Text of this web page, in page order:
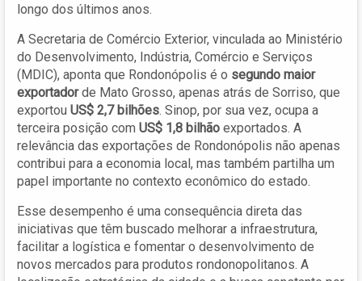
longo dos últimos anos.
A Secretaria de Comércio Exterior, vinculada ao Ministério
do Desenvolvimento, Indústria, Comércio e Serviços
(MDIC), aponta que Rondonópolis é o segundo maior
exportadorde Mato Grosso, apenas atrás de Sorriso, que
exportou US$ 2,7 bilhões. Sinop, por sua vez, ocupa a
terceira posição com US$ 1,8 bilhão exportados. A
relevância das exportações de Rondonópolis não apenas
contribui para a economia local, mas também partilha um
papel importante no contexto econômico do estado.
Esse desempenho é uma consequência direta das
iniciativas que têm buscado melhorar a infraestrutura,
facilitar a logística e fomentar o desenvolvimento de
novos mercados para produtos rondonopolitanos. A